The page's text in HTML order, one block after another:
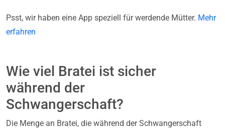
Psst, wir haben eine App speziell für werdende Mütter. Mehr
erfahren
Wie viel Bratei ist sicher
während der
Schwangerschaft?
Die Menge an Bratei, die während der Schwangerschaft